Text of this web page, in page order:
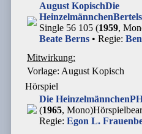
August KopischDie
Heinzelmännchen
Single 56 105 (1959,
Beate Berns• Regie:
Mitwirkung:
Vorlage: August Kopisch
Hörspiel
Die Heinzelmännchen
(1965, Mono)
Regie: Egon L.